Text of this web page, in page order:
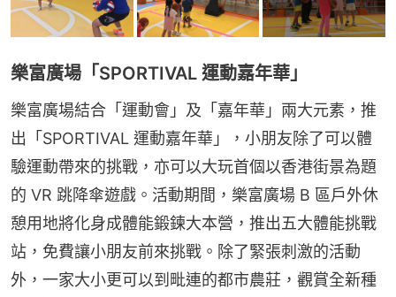
樂富廣場「SPORTIVAL 運動嘉年華」
樂富廣場結合「運動會」及「嘉年華」兩大元素，推
出「SPORTIVAL 運動嘉年華」，小朋友除了可以體
驗運動帶來的挑戰，亦可以大玩首個以香港街景為題
的 VR 跳降傘遊戲。活動期間，樂富廣場 B 區戶外休
憩用地將化身成體能鍛鍊大本營，推出五大體能挑戰
站，免費讓小朋友前來挑戰。除了緊張刺激的活動
外，一家大小更可以到毗連的都市農莊，觀賞全新種